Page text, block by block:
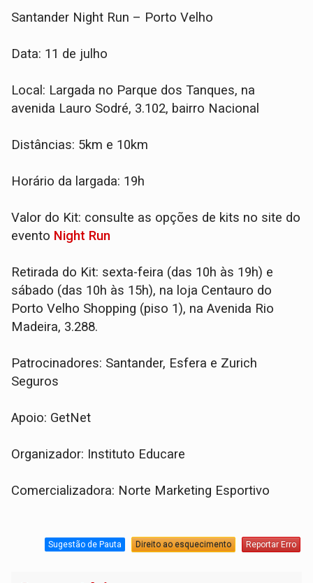
Santander Night Run – Porto Velho
Data: 11 de julho
Local: Largada no Parque dos Tanques, na
avenida Lauro Sodré, 3.102, bairro Nacional
Distâncias: 5km e 10km
Horário da largada: 19h
Valor do Kit: consulte as opções de kits no site do
evento Night Run
Retirada do Kit: sexta-feira (das 10h às 19h) e
sábado (das 10h às 15h), na loja Centauro do
Porto Velho Shopping (piso 1), na Avenida Rio
Madeira, 3.288.
Patrocinadores: Santander, Esfera e Zurich
Seguros
Apoio: GetNet
Organizador: Instituto Educare
Comercializadora: Norte Marketing Esportivo
Sugestão de Pauta Direito ao esquecimento Reportar Erro